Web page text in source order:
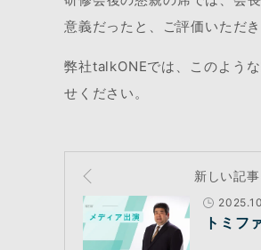
意義だったと、ご評価いただ
弊社talkONEでは、このよう
せください。
新しい記
トミ